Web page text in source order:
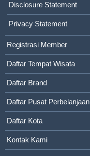
Disclosure Statement
Privacy Statement
Registrasi Member
Daftar Tempat Wisata
Daftar Brand
Daftar Pusat Perbelanjaan
Daftar Kota
Kontak Kami